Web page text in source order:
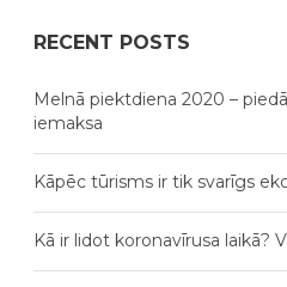
RECENT POSTS
Melnā piektdiena 2020 –
iemaksa
Kāpēc tūrisms ir tik svarīgs
Kā ir lidot koronavīrusa laikā?